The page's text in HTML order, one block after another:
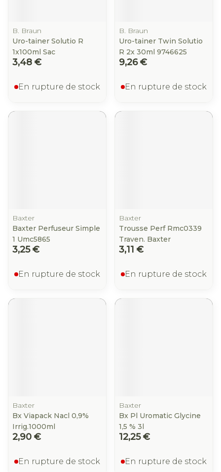
B. Braun
Uro-tainer Solutio R
1x100ml Sac
3,48 €
En rupture de stock
B. Braun
Uro-tainer Twin Solutio
R 2x 30ml 9746625
9,26 €
En rupture de stock
Baxter
Baxter Perfuseur Simple
1 Umc5865
3,25 €
En rupture de stock
Baxter
Trousse Perf Rmc0339
Traven. Baxter
3,11 €
En rupture de stock
Baxter
Bx Viapack Nacl 0,9%
Irrig.1000ml
2,90 €
En rupture de stock
Baxter
Bx Pl Uromatic Glycine
1,5 % 3l
12,25 €
En rupture de stock